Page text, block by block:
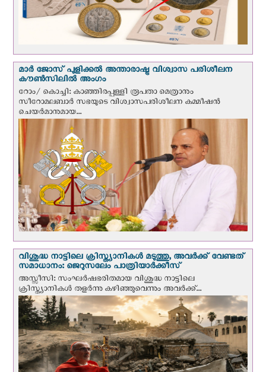
മാർ ജോസ് പുളിക്കൽ അന്താരാഷ്ട്ര വിശ്വാസ പരിശീലന
കൗൺസിലിൽ അംഗം
റോം/ കൊച്ചി: കാഞ്ഞിരപ്പള്ളി രൂപതാ മെത്രാനും
സീറോമലബാർ സഭയുടെ വിശ്വാസപരിശീലന കമ്മീഷൻ
ചെയർമാനുമായ...
വിശുദ്ധ നാട്ടിലെ ക്രിസ്ത്യാനികൾ മടുത്തു, അവർക്ക് വേണ്ടത്
സമാധാനം: ജെറുസലേം പാത്രിയാര്‍ക്കീസ്
അസ്സീസി: സംഘര്‍ഷഭരിതമായ വിശുദ്ധ നാട്ടിലെ
ക്രിസ്ത്യാനികൾ തളര്‍ന്നു കഴിഞ്ഞുവെന്നും അവർക്ക്...